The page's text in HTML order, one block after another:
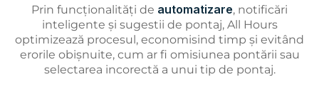
Prin funcționalități de automatizare, notificări
inteligente și sugestii de pontaj, All Hours
optimizează procesul, economisind timp și evitând
erorile obișnuite, cum ar fi omisiunea pontării sau
selectarea incorectă a unui tip de pontaj.